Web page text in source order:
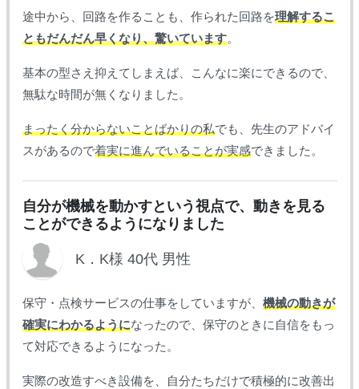
途中から、回路を作ることも、作られた回路を理解するこ
ともだんだん早くなり、驚いています。
基本の型さえ抑えてしまえば、こんなに楽にできるので、
無駄な時間が無くなりました。
まったく分からないことばかりの私でも、先生のアドバイ
スがあるので着実に進んでいることが実感できました。
自分が機械を動かすという視点で、動きを見る
ことができるようになりました
K．K様 40代 男性
保守・点検サービスの仕事をしていますが、 機械の動きが
確実にわかるようになったので、保守のときに自信をもっ
て対応できるようになった。
実際の改造すべき設備を、自分たちだけで積極的に改善出